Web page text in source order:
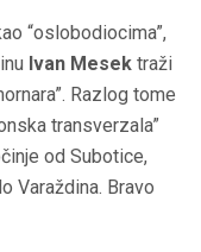
“oslobodiocima”,
Ivan Mesek traži
Razlog tome
transverzala”
od Subotice,
Varaždina. Bravo